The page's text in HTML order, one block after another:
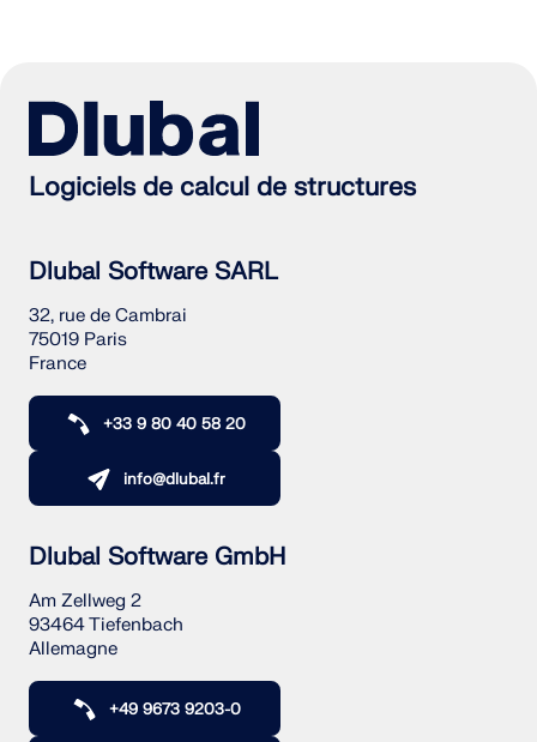
Logiciels de calcul de structures
Dlubal Software SARL
32, rue de Cambrai
75019 Paris
France
+33 9 80 40 58 20
info@dlubal.fr
Dlubal Software GmbH
Am Zellweg 2
93464 Tiefenbach
Allemagne
+49 9673 9203-0